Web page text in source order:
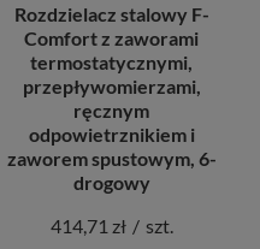
Rozdzielacz stalowy F-
Comfort z zaworami
termostatycznymi,
przepływomierzami,
ręcznym
odpowietrznikiem i
zaworem spustowym, 6-
drogowy
414,71 zł / szt.